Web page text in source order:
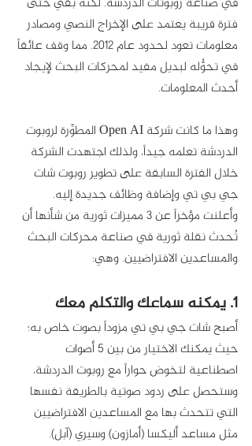
فترة قريبة يعتمد على الإخراج النصي ومصادر
معلومات تعود لحدود عام 2012. مما وقف عائقاً
في تحوُّله لبديل مفيد لمحركات البحث لإيجاد
أحدث المعلومات.
وهذا ما كانت شركة Open AI المطوِّرة لروبوت
الدردشة تعلمه جيداً، ولذلك اجتهدت الشركة
خلال الفترة السابقة على تطوير روبوت شات
جي بي تي وإضافة وظائف جديدة إليه.
وأعلنت مؤخراً عن 3 مميزات ثورية من شأنها أن
تُحدث نقلة ثورية في صناعة محركات البحث
والمساعدين الافتراضيين. وهي:
1. يمكنه سماعك والتكلم معك
أصبح شات جي بي تي مزوداً بصوت خاص به؛
حيث يمكنك الاختيار من بين 5 أصوات
اصطناعية لتخوض حواراً مع روبوت الدردشة،
وستحصل على ردود صوتية بالطريقة نفسها
التي تتحدث بها مع المساعدين الافتراضيين
مثل مساعد أليكسا (أمازون) وسيري (آبل).